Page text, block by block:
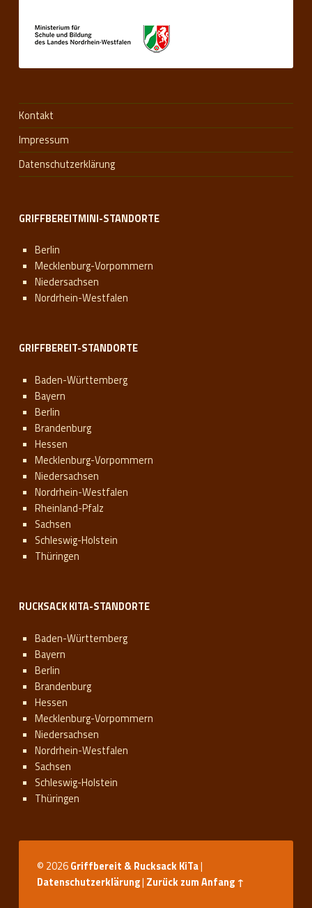
Kontakt
Impressum
Datenschutzerklärung
GRIFFBEREITMINI-STANDORTE
Berlin
Mecklenburg-Vorpommern
Niedersachsen
Nordrhein-Westfalen
GRIFFBEREIT-STANDORTE
Baden-Württemberg
Bayern
Berlin
Brandenburg
Hessen
Mecklenburg-Vorpommern
Niedersachsen
Nordrhein-Westfalen
Rheinland-Pfalz
Sachsen
Schleswig-Holstein
Thüringen
RUCKSACK KITA-STANDORTE
Baden-Württemberg
Bayern
Berlin
Brandenburg
Hessen
Mecklenburg-Vorpommern
Niedersachsen
Nordrhein-Westfalen
Sachsen
Schleswig-Holstein
Thüringen
© 2026Griffbereit & Rucksack KiTa|
Datenschutzerklärung| Zurück zum Anfang ↑